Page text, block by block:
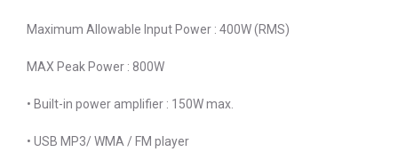
Maximum Allowable Input Power : 400W (RMS)
MAX Peak Power : 800W
• Built-in power amplifier : 150W max.
• USB MP3/ WMA / FM player